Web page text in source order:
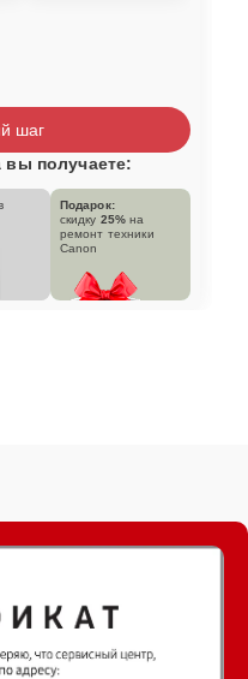
шаг
вы получаете:
Подарок:
скидку 25% на
ремонт техники
Canon